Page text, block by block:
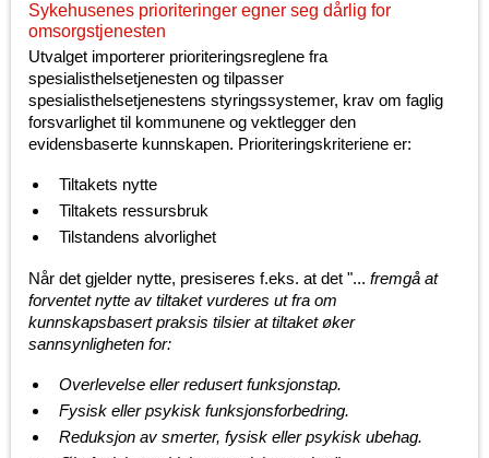
Sykehusenes prioriteringer egner seg dårlig for
omsorgstjenesten
Utvalget importerer prioriteringsreglene fra
spesialisthelsetjenesten og tilpasser
spesialisthelsetjenestens styringssystemer, krav om faglig
forsvarlighet til kommunene og vektlegger den
evidensbaserte kunnskapen. Prioriteringskriteriene er:
Tiltakets nytte
Tiltakets ressursbruk
Tilstandens alvorlighet
Når det gjelder nytte, presiseres f.eks. at det "... fremgå at
forventet nytte av tiltaket vurderes ut fra om
kunnskapsbasert praksis tilsier at tiltaket øker
sannsynligheten for:
Overlevelse eller redusert funksjonstap.
Fysisk eller psykisk funksjonsforbedring.
Reduksjon av smerter, fysisk eller psykisk ubehag.